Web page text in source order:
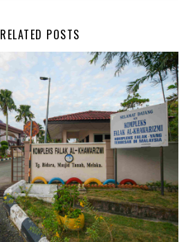
RELATED POSTS